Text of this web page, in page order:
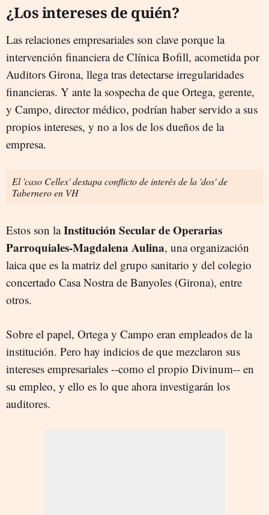
¿Los intereses de quién?
Las relaciones empresariales son clave porque la
intervención financiera de Clínica Bofill, acometida por
Auditors Girona, llega tras detectarse irregularidades
financieras. Y ante la sospecha de que Ortega, gerente,
y Campo, director médico, podrían haber servido a sus
propios intereses, y no a los de los dueños de la
empresa.
El 'caso Cellex' destapa conflicto de interés de la 'dos' de
Tabernero en VH
Estos son laInstitución Secular de Operarias
Parroquiales-Magdalena Aulina, una organización
laica que es la matriz del grupo sanitario y del colegio
concertado Casa Nostra de Banyoles (Girona), entre
otros.
Sobre el papel, Ortega y Campo eran empleados de la
institución. Pero hay indicios de que mezclaron sus
intereses empresariales --como el propio Divinum-- en
su empleo, y ello es lo que ahora investigarán los
auditores.